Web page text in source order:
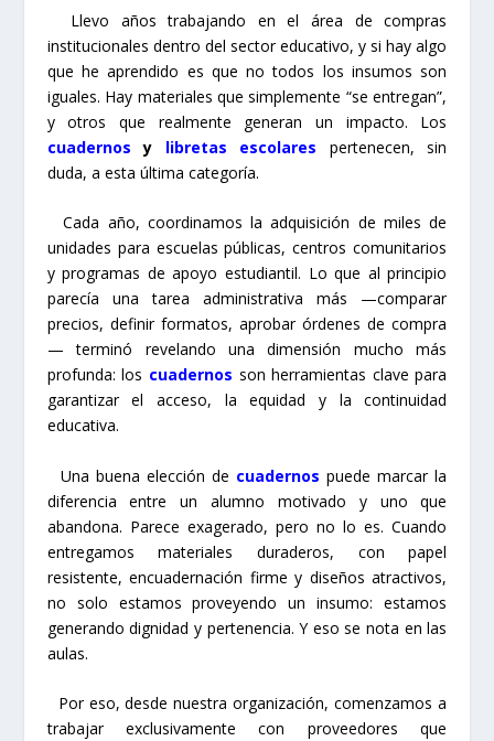
Llevo años trabajando en el área de compras
institucionales dentro del sector educativo, y si hay algo
que he aprendido es que no todos los insumos son
iguales. Hay materiales que simplemente “se entregan”,
y otros que realmente generan un impacto. Los
cuadernos y libretas escolares
pertenecen, sin
duda, a esta última categoría.
Cada año, coordinamos la adquisición de miles de
unidades para escuelas públicas, centros comunitarios
y programas de apoyo estudiantil. Lo que al principio
parecía una tarea administrativa más —comparar
precios, definir formatos, aprobar órdenes de compra
— terminó revelando una dimensión mucho más
profunda: los cuadernos son herramientas clave para
garantizar el acceso, la equidad y la continuidad
educativa.
Una buena elección de cuadernos puede marcar la
diferencia entre un alumno motivado y uno que
abandona. Parece exagerado, pero no lo es. Cuando
entregamos materiales duraderos, con papel
resistente, encuadernación firme y diseños atractivos,
no solo estamos proveyendo un insumo: estamos
generando dignidad y pertenencia. Y eso se nota en las
aulas.
Por eso, desde nuestra organización, comenzamos a
trabajar exclusivamente con proveedores que